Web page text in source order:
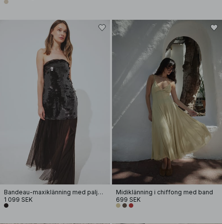
Bandeau-maxiklänning med paljetter
1 099 SEK
Midiklänning i chiffong med band
699 SEK